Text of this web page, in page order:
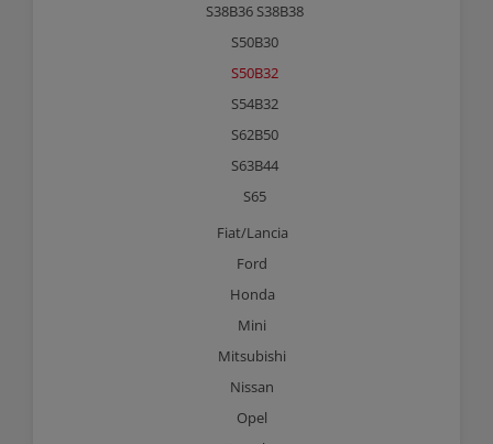
S38B36 S38B38
S50B30
S50B32
S54B32
S62B50
S63B44
S65
Fiat/Lancia
Ford
Honda
Mini
Mitsubishi
Nissan
Opel